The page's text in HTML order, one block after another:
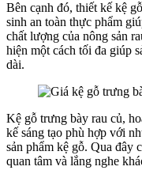
Bên cạnh đó, thiết kế kệ
sinh an toàn thực phẩm
chất lượng của nông sản
hiện một cách tối đa giúp
dài.
Kệ gỗ trưng bày rau củ,
kế sáng tạo phù hợp với
sản phẩm kệ gỗ. Qua đây
quan tâm và lắng nghe